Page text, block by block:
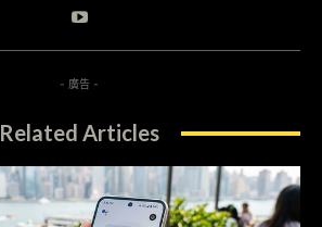
- 廣告 -
Related Articles